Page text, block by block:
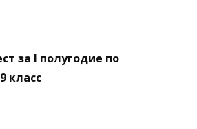
за I полугодие по
класс